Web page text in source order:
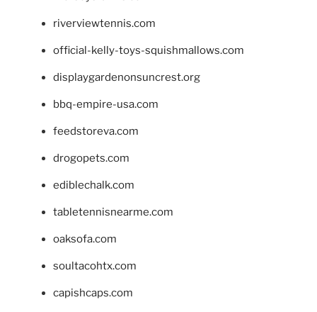
riverviewtennis.com
official-kelly-toys-squishmallows.com
displaygardenonsuncrest.org
bbq-empire-usa.com
feedstoreva.com
drogopets.com
ediblechalk.com
tabletennisnearme.com
oaksofa.com
soultacohtx.com
capishcaps.com